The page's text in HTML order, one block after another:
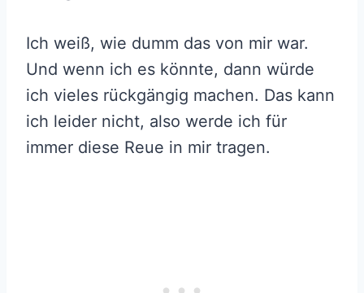
Ich weiß, wie dumm das von mir war.
Und wenn ich es könnte, dann würde
ich vieles rückgängig machen. Das kann
ich leider nicht, also werde ich für
immer diese Reue in mir tragen.